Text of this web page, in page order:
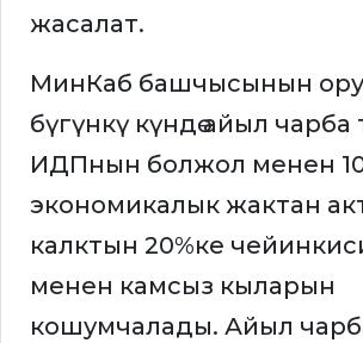
жасалат.
МинКаб башчысынын
бүгүнкү күндө айыл
ИДПнын болжол менен
экономикалык жактан
калктын 20%ке
менен камсыз кыларын
кошумчалады. Айыл